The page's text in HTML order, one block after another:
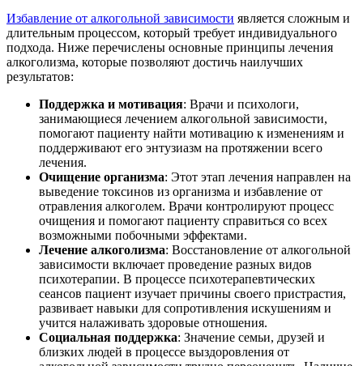
Избавление от алкогольной зависимости является сложным и
длительным процессом, который требует индивидуального
подхода. Ниже перечислены основные принципы лечения
алкоголизма, которые позволяют достичь наилучших
результатов:
Поддержка и мотивация: Врачи и психологи,
занимающиеся лечением алкогольной зависимости,
помогают пациенту найти мотивацию к изменениям и
поддерживают его энтузиазм на протяжении всего
лечения.
Очищение организма: Этот этап лечения направлен на
выведение токсинов из организма и избавление от
отравления алкоголем. Врачи контролируют процесс
очищения и помогают пациенту справиться со всех
возможными побочными эффектами.
Лечение алкоголизма: Восстановление от алкогольной
зависимости включает проведение разных видов
психотерапии. В процессе психотерапевтических
сеансов пациент изучает причины своего пристрастия,
развивает навыки для сопротивления искушениям и
учится налаживать здоровые отношения.
Социальная поддержка: Значение семьи, друзей и
близких людей в процессе выздоровления от